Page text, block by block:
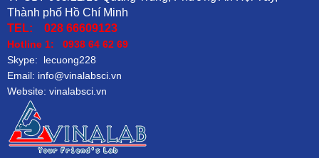
Thành phố Hồ Chí Minh
TEL: 028 66609123
Hotline 1: 0938 64 62 69
Skype: lecuong228
Email: info@vinalabsci.vn
Website: vinalabsci.vn